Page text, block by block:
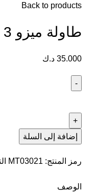
Back to products
طاولة ميزو WPC7 – 3
35.000 د.ك
إضافة إلى السلة
رمز المنتج: MT03021
الوصف